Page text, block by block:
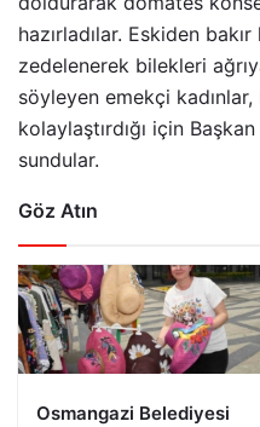
hazırladılar. Eskiden
zedelenerek bilekleri
söyleyen emekçi
kolaylaştırdığı için
sundular.
Göz Atın
Osmangazi Belediyesi